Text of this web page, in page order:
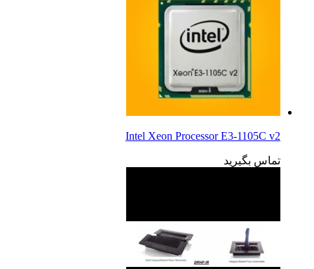
Intel Xeon Processor E3-1105C v2
تماس بگیرید